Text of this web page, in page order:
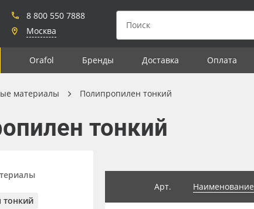
8 800 550 7888
Москва
Orafol Бренды Доставка Оплата
материалы Полипропилен тонкий
тонкий
тонкий
Арт. Наименование